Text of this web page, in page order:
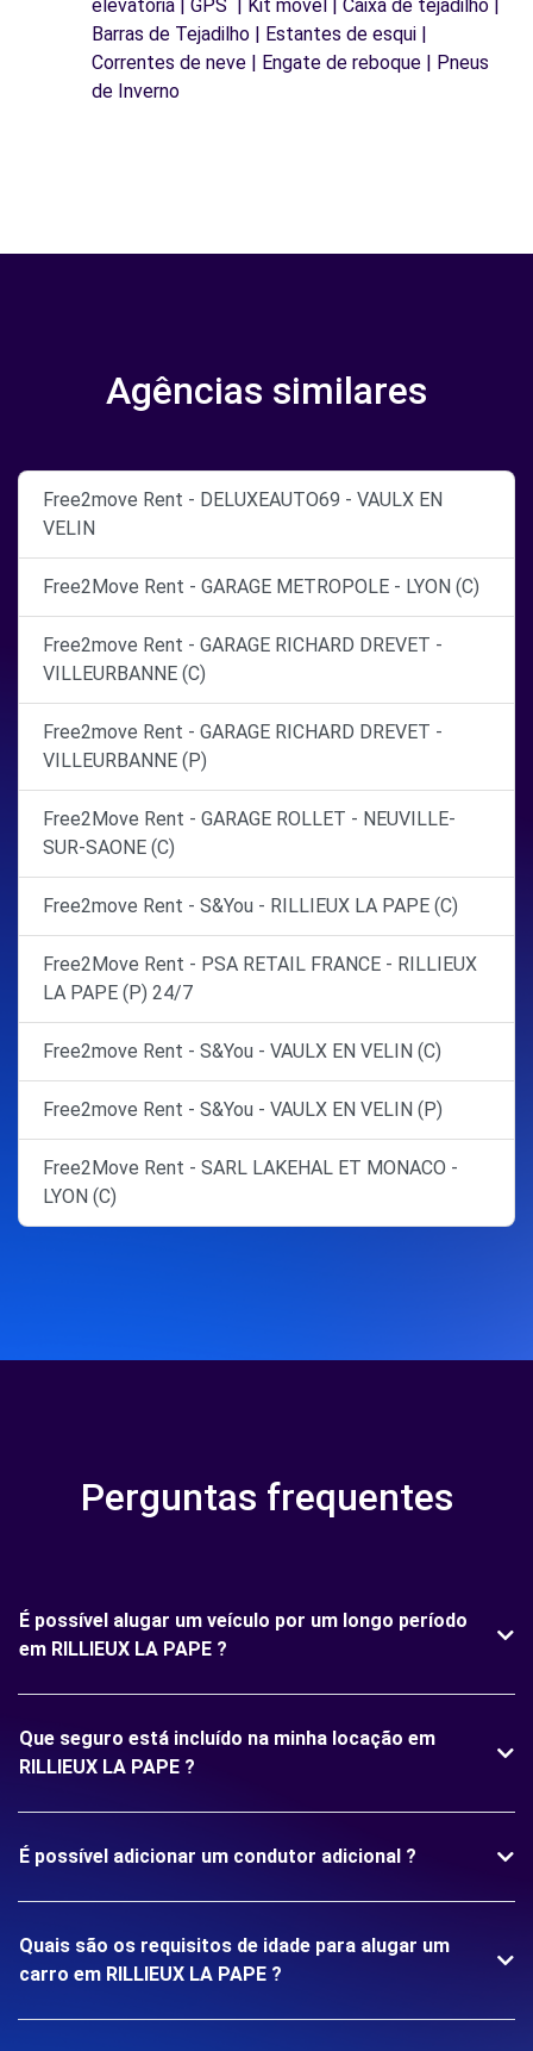
elevatória | GPS | Kit móvel | Caixa de tejadilho |
Barras de Tejadilho | Estantes de esqui |
Correntes de neve | Engate de reboque | Pneus
de Inverno
Agências similares
Free2move Rent - DELUXEAUTO69 - VAULX EN
VELIN
Free2Move Rent - GARAGE METROPOLE - LYON (C)
Free2move Rent - GARAGE RICHARD DREVET -
VILLEURBANNE (C)
Free2move Rent - GARAGE RICHARD DREVET -
VILLEURBANNE (P)
Free2Move Rent - GARAGE ROLLET - NEUVILLE-
SUR-SAONE (C)
Free2move Rent - S&You - RILLIEUX LA PAPE (C)
Free2Move Rent - PSA RETAIL FRANCE - RILLIEUX
LA PAPE (P) 24/7
Free2move Rent - S&You - VAULX EN VELIN (C)
Free2move Rent - S&You - VAULX EN VELIN (P)
Free2Move Rent - SARL LAKEHAL ET MONACO -
LYON (C)
Perguntas frequentes
É possível alugar um veículo por um longo período
em RILLIEUX LA PAPE ?
Que seguro está incluído na minha locação em
RILLIEUX LA PAPE ?
É possível adicionar um condutor adicional ?
Quais são os requisitos de idade para alugar um
carro em RILLIEUX LA PAPE ?